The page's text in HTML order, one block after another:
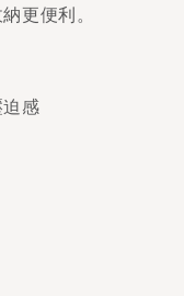
更便利。
感